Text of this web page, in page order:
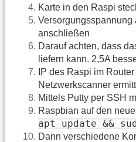
Karte in den Raspi
anschließen
Darauf achten, dass
liefern kann. 2,5A
IP des Raspi im
Netzwerkscanner
Mittels Putty per SSH
Raspbian auf den
apt update &&
Dann verschiedene